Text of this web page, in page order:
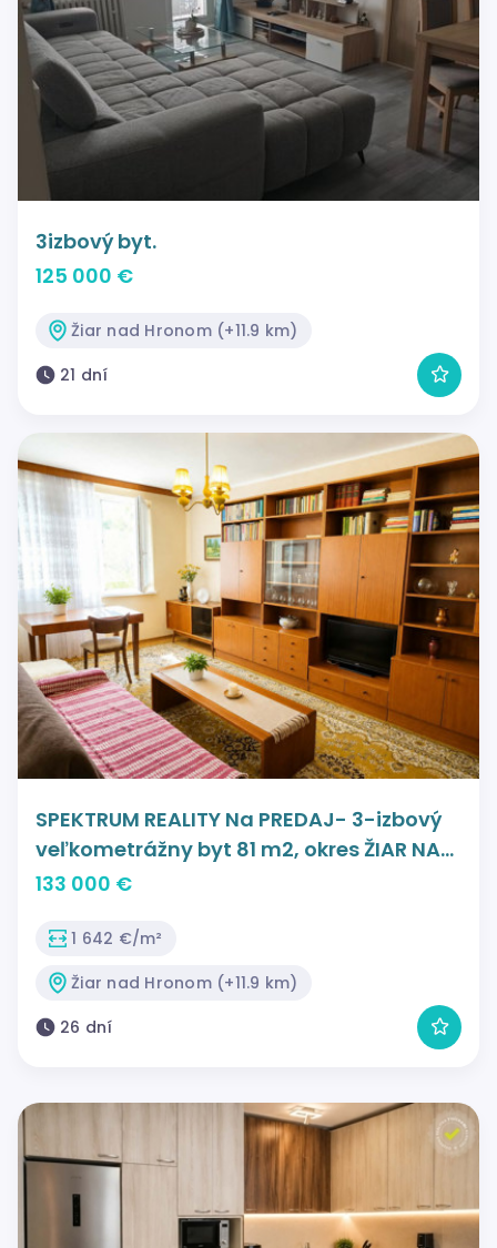
3izbový byt.
125 000 €
Žiar nad Hronom (+11.9 km)
21 dní
SPEKTRUM REALITY Na PREDAJ- 3-izbový
veľkometrážny byt 81 m2, okres ŽIAR NAD
HRONOM, Etapa
133 000 €
1 642 €/m²
Žiar nad Hronom (+11.9 km)
26 dní